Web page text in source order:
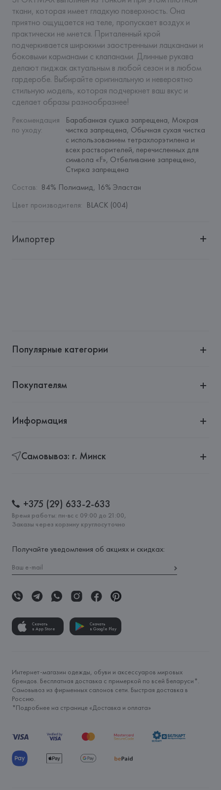
ткани, которая имеет гладкую поверхность. Она
приятно ощущается на теле, пропускает воздух и
практически не мнется. Приталенный крой
подчеркивается широкими заостренными лацканами и
боковыми карманами с клапанами. Длинные рукава
делают пиджак актуальным в любой сезон и в любом
гардеробе. Выбирайте оригинальную и невероятно
стильную модель, которая подчеркнет ваш вкус и
сделает образы разнообразнее!
Рекомендация
по уходу:
Барабанная сушка запрещена, Мокрая
чистка запрещена, Обычная сухая чистка
с использованием тетрахлорэтилена и
всех растворителей, перечисленных для
символа «F», Отбеливание запрещено,
Стирка запрещена
Состав: 84% Полиамид, 16% Эластан
Цвет производителя: BLACK (004)
Импортер
Страна происхождения товара:
Популярные категории
Покупателям
Информация
Самовывоз: г. Минск
+375 (29) 633-2-633
Время работы: пн-вс с 09:00 до 21:00,
Заказы через корзину круглосуточно
Получайте уведомления об акциях и скидках:
Скачать
в App Store
Скачать
в Google Play
Интернет-магазин одежды, обуви и аксессуаров мировых
брендов. Бесплатная доставка с примеркой по всей Беларуси*.
Самовывоз из фирменных салонов сети. Быстрая доставка в
Россию.
*Подробнее на странице «Доставка и оплата»